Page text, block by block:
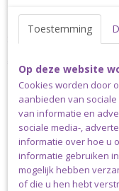
SieMini's Deel 3 -
SieMini's Deel 3 -
€ 4,90
Niet op voorraad
Toestemming
Op deze website
Cookies worden door
aanbieden van
van informatie en
sociale media-,
informatie over hoe u
informatie gebruiken
mogelijk hebben
of die u hen hebt